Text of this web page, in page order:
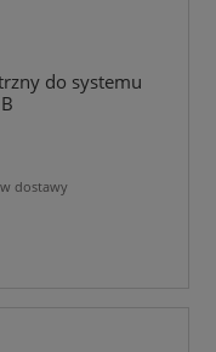
do systemu
dostawy